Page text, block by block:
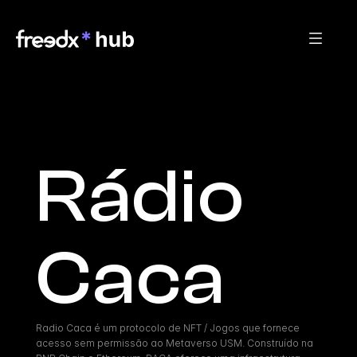
Rádio
Caca
Radio Caca é um protocolo de NFT / Jogos que fornece
acesso sem permissão ao Metaverso USM. Construído na